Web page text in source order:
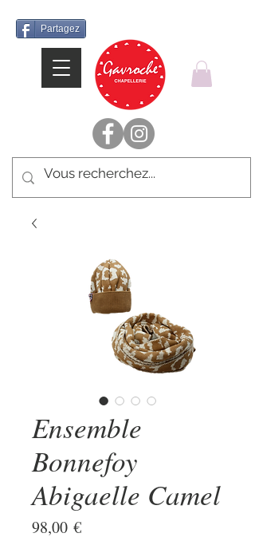
Partagez
Ensemble
Bonnefoy
Abigaelle Camel
98,00 €Prix